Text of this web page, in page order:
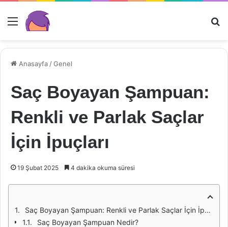
Menü
Anasayfa /Genel
Saç Boyayan Şampuan:
Renkli ve Parlak Saçlar
İçin İpuçları
19 Şubat 2025 4 dakika okuma süresi
Saç Boyayan Şampuan: Renkli ve Parlak Saçlar İçin İpuçları
Saç Boyayan Şampuan Nedir?